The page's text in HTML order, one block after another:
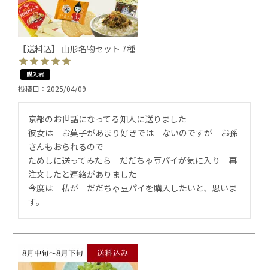
【送料込】 山形名物セット 7種
購入者
投稿日 2025/04/09
京都のお世話になってる知人に送りました
彼女は　お菓子があまり好きでは　ないのですが　お孫
さんもおられるので
ためしに送ってみたら　だだちゃ豆パイが気に入り　再
注文したと連絡がありました
今度は　私が　だだちゃ豆パイを購入したいと、思いま
す。